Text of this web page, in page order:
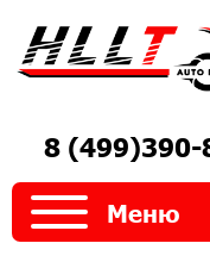
8 (499)390-
Меню